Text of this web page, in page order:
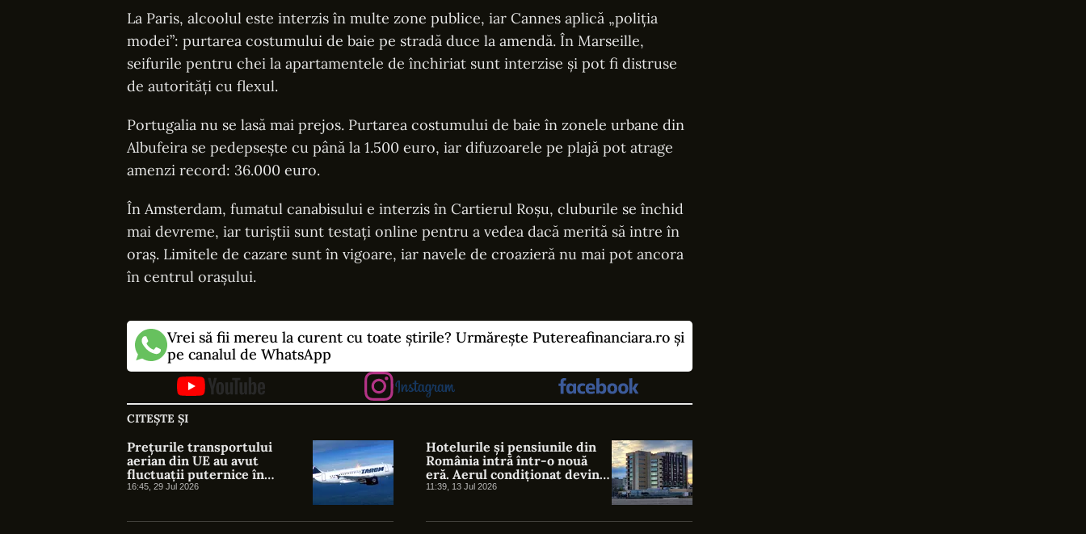
La Paris, alcoolul este interzis în multe zone publice, iar Cannes aplică „poliția
modei”: purtarea costumului de baie pe stradă duce la amendă. În Marseille,
seifurile pentru chei la apartamentele de închiriat sunt interzise și pot fi distruse
de autorități cu flexul.
Portugalia nu se lasă mai prejos. Purtarea costumului de baie în zonele urbane din
Albufeira se pedepsește cu până la 1.500 euro, iar difuzoarele pe plajă pot atrage
amenzi record: 36.000 euro.
În Amsterdam, fumatul canabisului e interzis în Cartierul Roșu, cluburile se închid
mai devreme, iar turiștii sunt testați online pentru a vedea dacă merită să intre în
oraș. Limitele de cazare sunt în vigoare, iar navele de croazieră nu mai pot ancora
în centrul orașului.
Vrei să fii mereu la curent cu toate știrile? Urmărește Putereafinanciara.ro și
pe canalul de WhatsApp
CITEȘTE ȘI
Prețurile transportului
aerian din UE au avut
fluctuații puternice în
ultimul an
16:45, 29 Jul 2026
Hotelurile și pensiunile din
România intră într-o nouă
eră. Aerul condiționat devine
obligatoriu, apare categoria
11:39, 13 Jul 2026